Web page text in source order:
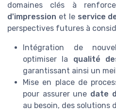
domaines clés à
d'impression et le service
perspectives futures à
Intégration de
optimiser la qualité
garantissant ainsi un
Mise en place de
pour assurer une date
au besoin, des solutions